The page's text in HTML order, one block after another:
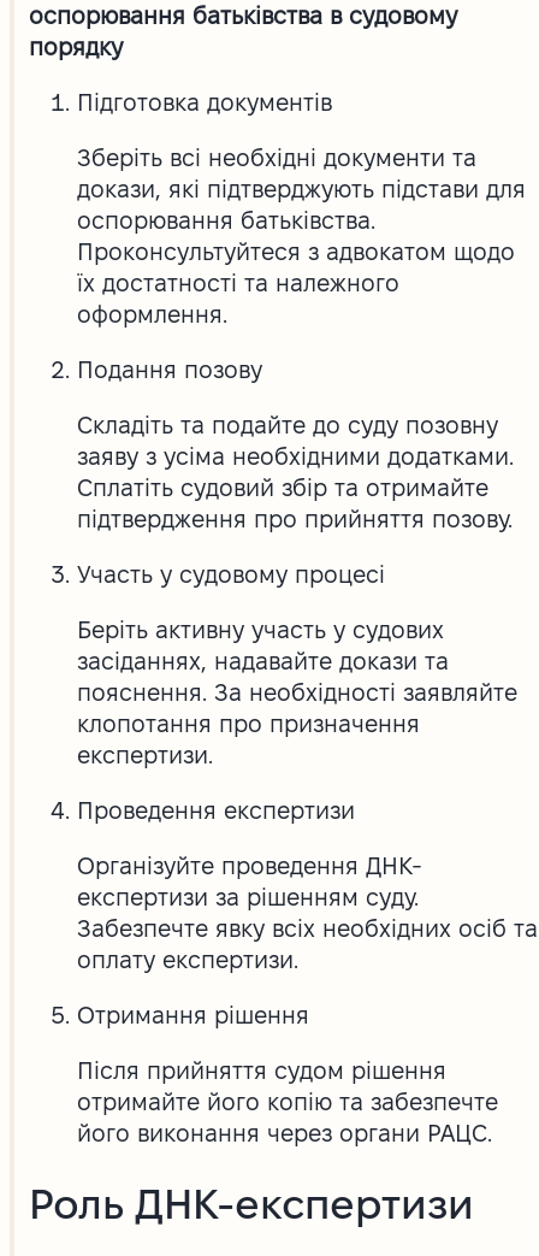
оспорювання батьківства в судовому
порядку
Підготовка документів
Зберіть всі необхідні документи та
докази, які підтверджують підстави для
оспорювання батьківства.
Проконсультуйтеся з адвокатом щодо
їх достатності та належного
оформлення.
Подання позову
Складіть та подайте до суду позовну
заяву з усіма необхідними додатками.
Сплатіть судовий збір та отримайте
підтвердження про прийняття позову.
Участь у судовому процесі
Беріть активну участь у судових
засіданнях, надавайте докази та
пояснення. За необхідності заявляйте
клопотання про призначення
експертизи.
Проведення експертизи
Організуйте проведення ДНК-
експертизи за рішенням суду.
Забезпечте явку всіх необхідних осіб та
оплату експертизи.
Отримання рішення
Після прийняття судом рішення
отримайте його копію та забезпечте
його виконання через органи РАЦС.
Роль ДНК-експертизи